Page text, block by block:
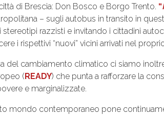
di Brescia: Don Bosco e Borgo Trento. “
– sugli autobus in transito in
stereotipi razzisti e invitando i cittadini
i rispettivi “nuovi” vicini arrivati nel
del cambiamento climatico ci siamo
( READY) che punta a rafforzare la
e marginalizzate.
mondo contemporaneo pone